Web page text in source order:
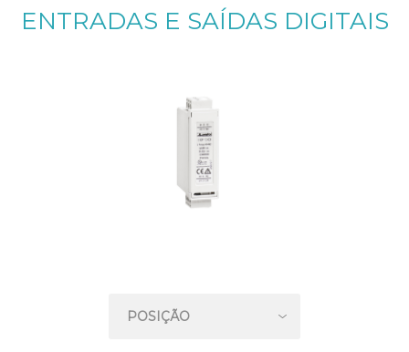
ENTRADAS E SAÍDAS DIGITAIS